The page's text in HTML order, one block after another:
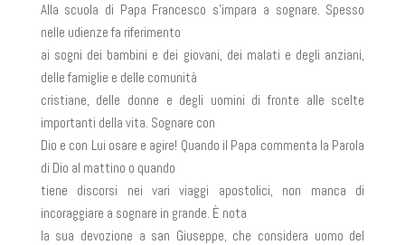
Alla scuola di Papa Francesco s’impara a sognare. Spesso
nelle udienze fa riferimento
ai sogni dei bambini e dei giovani, dei malati e degli anziani,
delle famiglie e delle comunità
cristiane, delle donne e degli uomini di fronte alle scelte
importanti della vita. Sognare con
Dio e con Lui osare e agire! Quando il Papa commenta la Parola
di Dio al mattino o quando
tiene discorsi nei vari viaggi apostolici, non manca di
incoraggiare a sognare in grande. È nota
la sua devozione a san Giuseppe, che considera uomo del